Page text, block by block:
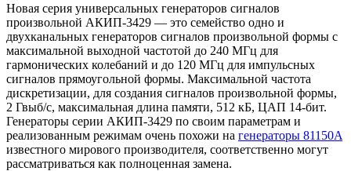
Новая серия универсальных генераторов сигналов
произвольной АКИП-3429 — это семейство одно и
двухканальных генераторов сигналов произвольной формы с
максимальной выходной частотой до 240 МГц для
гармонических колебаний и до 120 МГц для импульсных
сигналов прямоугольной формы. Максимальной частота
дискретизации, для создания сигналов произвольной формы,
2 Гвыб/с, максимальная длина памяти, 512 кБ, ЦАП 14-бит.
Генераторы серии АКИП-3429 по своим параметрам и
реализованным режимам очень похожи на генераторы 81150A
известного мирового производителя, соответственно могут
рассматриваться как полноценная замена.